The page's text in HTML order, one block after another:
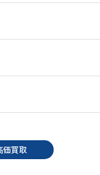
価買取